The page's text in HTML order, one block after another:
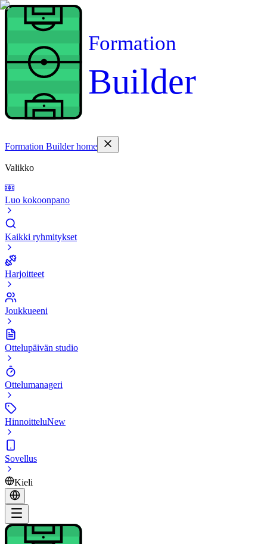
Formation
Builder
Formation Builder home
Valikko
Luo kokoonpano
Kaikki ryhmitykset
Harjoitteet
Joukkueeni
Ottelupäivän studio
Ottelumanageri
HinnoitteluNew
Sovellus
Kieli